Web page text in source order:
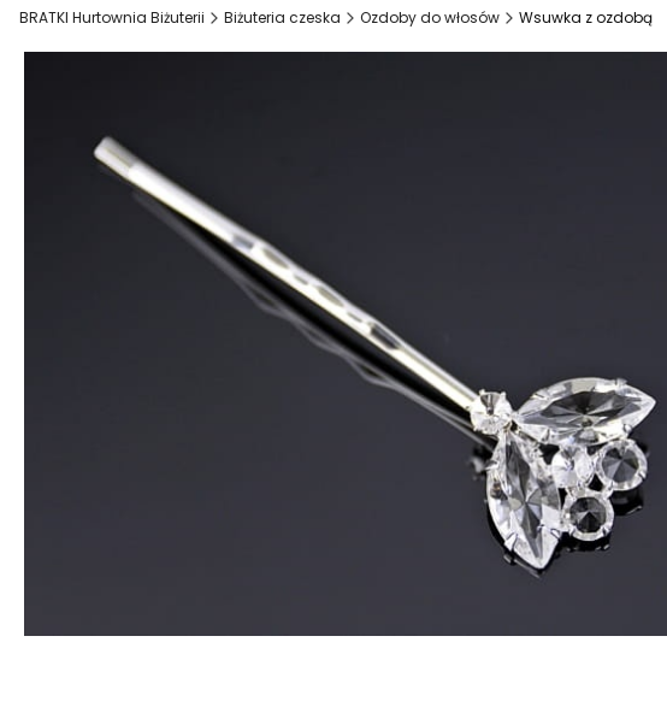
BRATKI Hurtownia Biżuterii Biżuteria czeska Ozdoby do włosów Wsuwka z ozdobą